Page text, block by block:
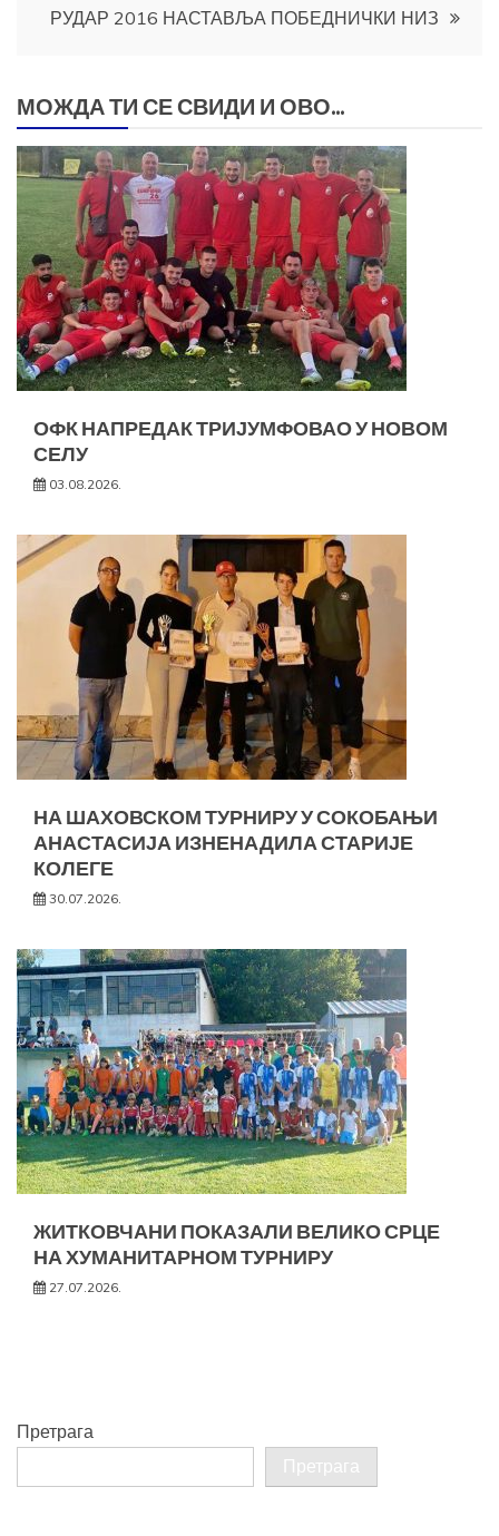
РУДАР 2016 НАСТАВЉА ПОБЕДНИЧКИ НИЗ
МОЖДА ТИ СЕ СВИДИ И ОВО...
ОФК НАПРЕДАК ТРИЈУМФОВАО У НОВОМ
СЕЛУ
03.08.2026.
НА ШАХОВСКОМ ТУРНИРУ У СОКОБАЊИ
АНАСТАСИЈА ИЗНЕНАДИЛА СТАРИЈЕ
КОЛЕГЕ
30.07.2026.
ЖИТКОВЧАНИ ПОКАЗАЛИ ВЕЛИКО СРЦЕ
НА ХУМАНИТАРНОМ ТУРНИРУ
27.07.2026.
Претрага
Претрага